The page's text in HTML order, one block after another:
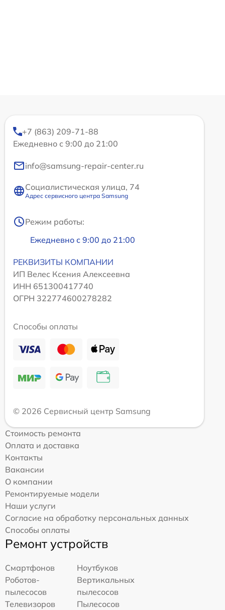
+7 (863) 209-71-88
Ежедневно с 9:00 до 21:00
info@samsung-repair-center.ru
Социалистическая улица, 74
Адрес сервисного центра Samsung
Режим работы:
Ежедневно с 9:00 до 21:00
РЕКВИЗИТЫ КОМПАНИИ
ИП Велес Ксения Алексеевна
ИНН 651300417740
ОГРН 322774600278282
Способы оплаты
© 2026 Сервисный центр Samsung
Стоимость ремонта
Оплата и доставка
Контакты
Вакансии
О компании
Ремонтируемые модели
Наши услуги
Согласие на обработку персональных данных
Способы оплаты
Ремонт устройств
Смартфонов
Ноутбуков
Роботов-
пылесосов
Вертикальных
пылесосов
Телевизоров
Пылесосов